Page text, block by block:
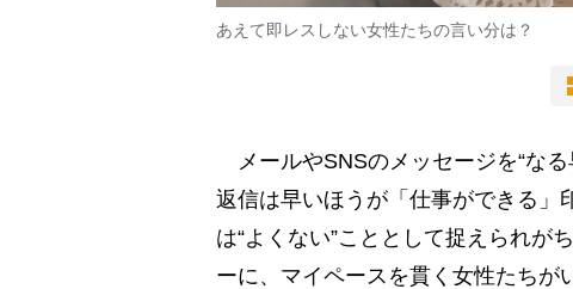
あえて即レスしない女性たちの言い分は？
メールやSNSのメッセージを“な
返信は早いほうが「仕事ができる」
は“よくない”こととして捉えられが
ーに、マイペースを貫く女性たちが